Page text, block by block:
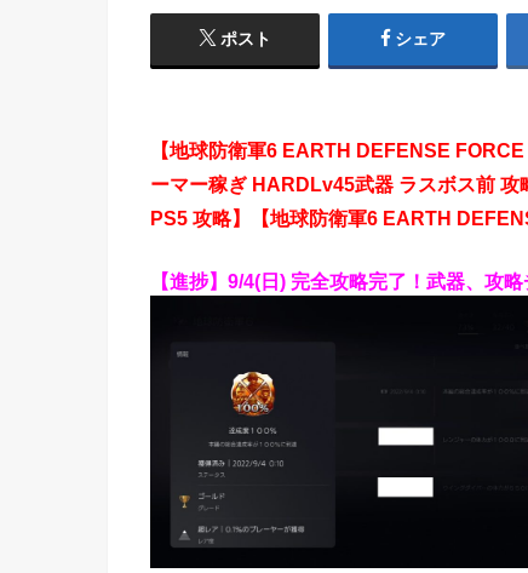
ポスト シェア
【地球防衛軍6 EARTH DEFENSE
ーマー稼ぎ HARDLv45武器 ラスボス前
PS5 攻略】【地球防衛軍6 EARTH
【進捗】9/4(日) 完全攻略完了！武器、攻